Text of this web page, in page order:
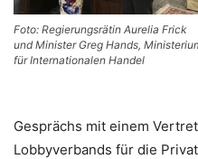
Foto: Regierungsrätin Aurelia Frick
und Minister Greg Hands,
für Internationalen Handel
Gesprächs mit einem
Lobbyverbands für die